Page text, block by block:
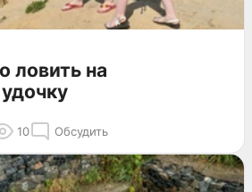
ловить на
10 Обсудить